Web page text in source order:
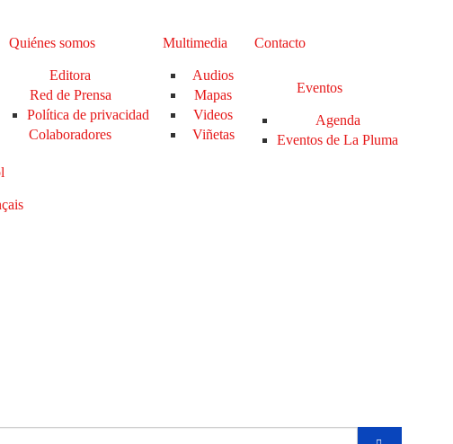
Quiénes somos
Editora
Red de Prensa
Política de privacidad
Colaboradores
Multimedia
Audios
Mapas
Videos
Viñetas
Contacto
Eventos
Agenda
Eventos de La Pluma